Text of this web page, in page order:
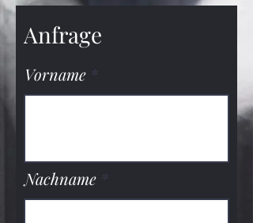
Anfrage
Vorname
Nachname